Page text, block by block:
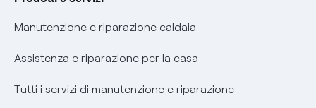
Informativa RAEE
Manutenzione e riparazione caldaia
Assistenza e riparazione per la casa
Tutti i servizi di manutenzione e riparazione